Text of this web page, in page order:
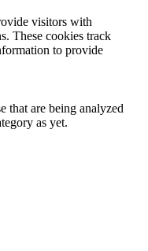
visitors with
These cookies track
to provide
that are being analyzed
as yet.